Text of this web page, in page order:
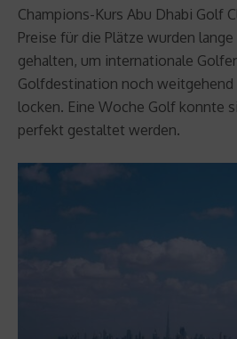
Champions-Kurs Abu Dhabi Golf
Preise für die Plätze wurden
gehalten, um internationale
Golfdestination noch weitgehend
locken. Eine Woche Golf konnte
perfekt gestaltet werden.